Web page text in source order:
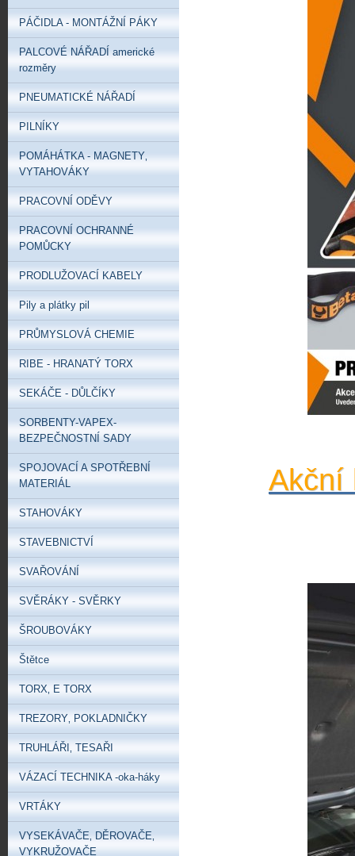
Akční
PÁČIDLA - MONTÁŽNÍ PÁKY
PALCOVÉ NÁŘADÍ americké
rozměry
PNEUMATICKÉ NÁŘADÍ
PILNÍKY
POMÁHÁTKA - MAGNETY‚
VYTAHOVÁKY
PRACOVNÍ ODĚVY
PRACOVNÍ OCHRANNÉ
POMŮCKY
PRODLUŽOVACÍ KABELY
Pily a plátky pil
PRŮMYSLOVÁ CHEMIE
RIBE - HRANATÝ TORX
SEKÁČE - DŮLČÍKY
SORBENTY-VAPEX-
BEZPEČNOSTNÍ SADY
SPOJOVACÍ A SPOTŘEBNÍ
MATERIÁL
STAHOVÁKY
STAVEBNICTVÍ
SVAŘOVÁNÍ
SVĚRÁKY - SVĚRKY
ŠROUBOVÁKY
Štětce
TORX‚ E TORX
TREZORY‚ POKLADNIČKY
TRUHLÁŘI‚ TESAŘI
VÁZACÍ TECHNIKA -oka-háky
VRTÁKY
VYSEKÁVAČE‚ DĚROVAČE‚
VYKRUŽOVAČE